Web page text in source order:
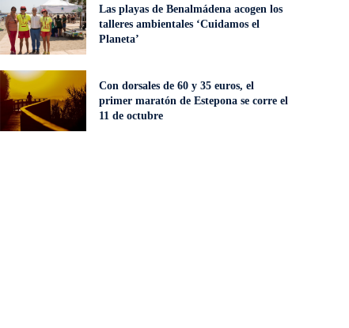
Las playas de Benalmádena acogen los
talleres ambientales ‘Cuidamos el
Planeta’
Con dorsales de 60 y 35 euros, el
primer maratón de Estepona se corre el
11 de octubre